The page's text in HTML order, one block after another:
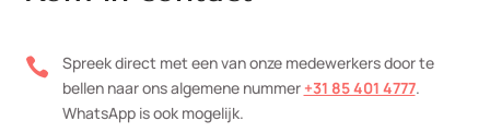

Spreek direct met een van onze medewerkers door te
bellen naar ons algemene nummer +31 85 401 4777.
WhatsApp is ook mogelijk.